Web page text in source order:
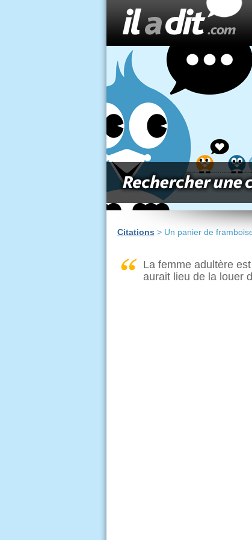
Citations > Un panier de
La femme adultère
aurait lieu de la louer